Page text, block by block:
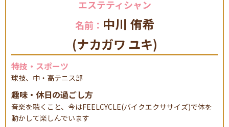
ご存知ですか？
整骨院でも交通事故に
よるむち打ちなどの
できます。
エステティシャン
名前： 中川 侑希
(ナカガワ ユキ)
特技・スポーツ
球技、中・高テニス部
趣味・休日の過ごし方
音楽を聴くこと、今はFEELCYCLE(バイクエクササイズ)で体を
動かして楽しんでいます